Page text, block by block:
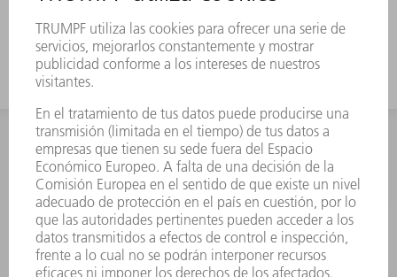
INFORMACIÓN
Preguntas más frecuentes
Condiciones generales de venta
CONTACTO
Departamento de Repuestos
+34 91 657 36 70